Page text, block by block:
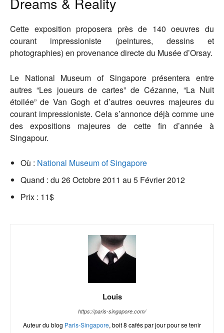
Cette exposition proposera près de 140 oeuvres du
courant impressioniste (peintures, dessins et
photographies) en provenance directe du Musée d’Orsay.
Le National Museum of Singapore présentera entre
autres “Les joueurs de cartes” de Cézanne, “La Nuit
étoilée” de Van Gogh et d’autres oeuvres majeures du
courant impressioniste. Cela s’annonce déjà comme une
des expositions majeures de cette fin d’année à
Singapour.
Où : National Museum of Singapore
Quand : du 26 Octobre 2011 au 5 Février 2012
Prix : 11$
Louis
https://paris-singapore.com/
Auteur du blog Paris-Singapore, boit 8 cafés par jour pour se tenir